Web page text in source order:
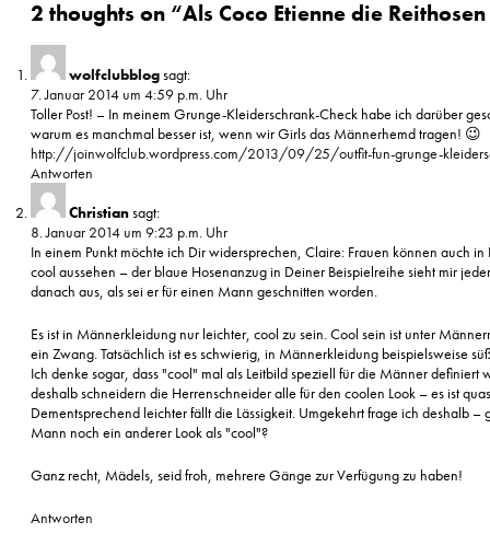
2 thoughts on “Als Coco Etienne die
wolfclubblogsagt:
7. Januar 2014 um 4:59 p.m. Uhr
Toller Post! – In meinem Grunge-Kleiderschrank-Check habe ich darüber
warum es manchmal besser ist, wenn wir Girls das Männerhemd tragen! 😉
http://joinwolfclub.wordpress.com/2013/09/25/outfit-fun-grunge-
Antworten
Christiansagt:
8. Januar 2014 um 9:23 p.m. Uhr
In einem Punkt möchte ich Dir widersprechen, Claire: Frauen können auch
cool aussehen – der blaue Hosenanzug in Deiner Beispielreihe sieht mir
danach aus, als sei er für einen Mann geschnitten worden.
Es ist in Männerkleidung nur leichter, cool zu sein. Cool sein ist unter
ein Zwang. Tatsächlich ist es schwierig, in Männerkleidung beispielsweise
Ich denke sogar, dass "cool" mal als Leitbild speziell für die Männer definiert
deshalb schneidern die Herrenschneider alle für den coolen Look – es ist
Dementsprechend leichter fällt die Lässigkeit. Umgekehrt frage ich deshalb –
Mann noch ein anderer Look als "cool"?
Ganz recht, Mädels, seid froh, mehrere Gänge zur Verfügung zu haben!
Antworten